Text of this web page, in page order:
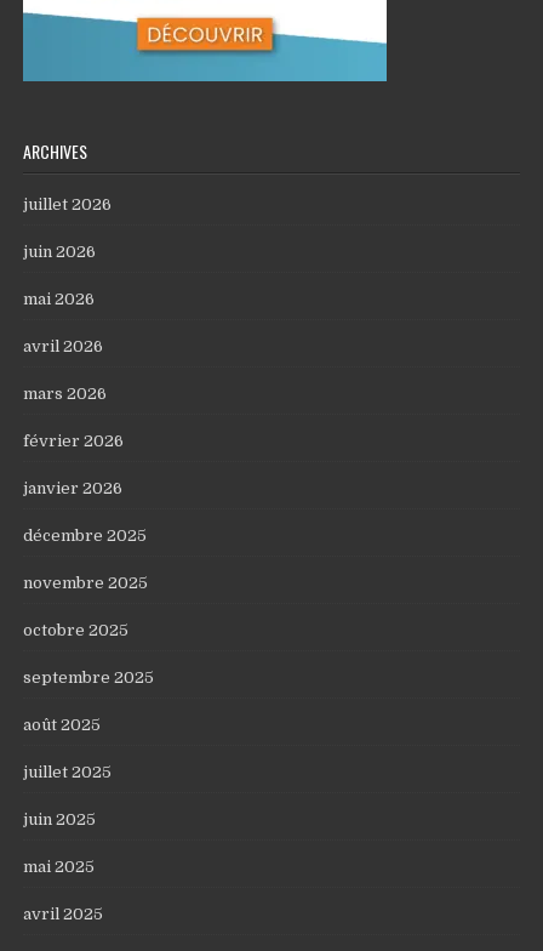
ARCHIVES
juillet 2026
juin 2026
mai 2026
avril 2026
mars 2026
février 2026
janvier 2026
décembre 2025
novembre 2025
octobre 2025
septembre 2025
août 2025
juillet 2025
juin 2025
mai 2025
avril 2025